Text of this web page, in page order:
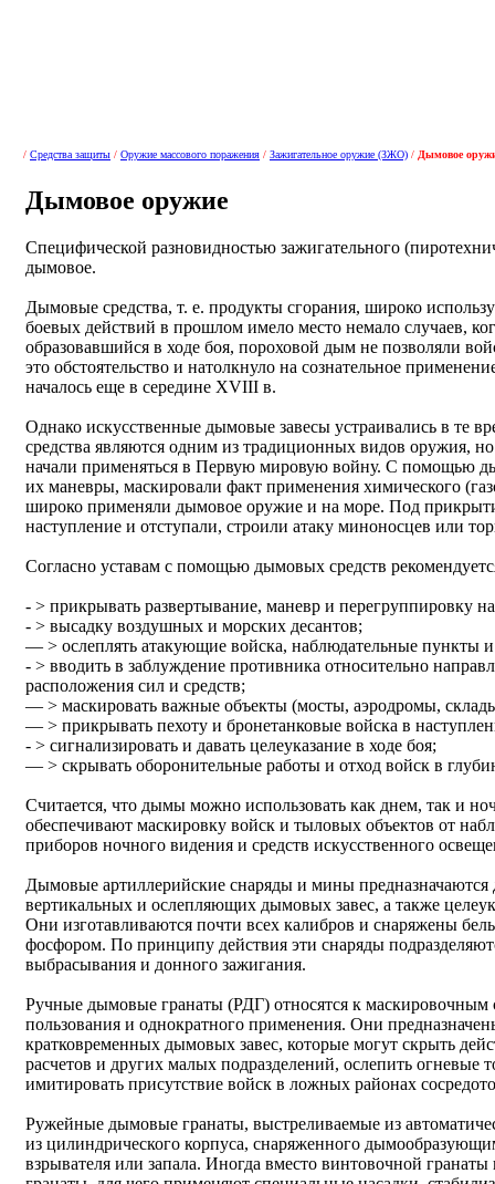
/ Средства защиты / Оружие массового поражения / Зажигательное оружие (ЗЖО) / Дымовое
Дымовое оружие
Специфической разновидностью зажигательного
дымовое.
Дымовые средства, т. е. продукты сгорания, широко
боевых действий в прошлом имело место немало случаев,
образовавшийся в ходе боя, пороховой дым не позволяли
это обстоятельство и натолкнуло на сознательное
началось еще в середине XVIII в.
Однако искусственные дымовые завесы устраивались в те
средства являются одним из традиционных видов оружия,
начали применяться в Первую мировую войну. С помощью
их маневры, маскировали факт применения химического
широко применяли дымовое оружие и на море. Под
наступление и отступали, строили атаку миноносцев или
Согласно уставам с помощью дымовых средств
- > прикрывать развертывание, маневр и перегруппировку
- > высадку воздушных и морских десантов;
— > ослеплять атакующие войска, наблюдательные пункты
- > вводить в заблуждение противника относительно
расположения сил и средств;
— > маскировать важные объекты (мосты, аэродромы,
— > прикрывать пехоту и бронетанковые войска в
- > сигнализировать и давать целеуказание в ходе боя;
— > скрывать оборонительные работы и отход войск в
Считается, что дымы можно использовать как днем, так и
обеспечивают маскировку войск и тыловых объектов от
приборов ночного видения и средств искусственного
Дымовые артиллерийские снаряды и мины
вертикальных и ослепляющих дымовых завес, а также
Они изготавливаются почти всех калибров и снаряжены
фосфором. По принципу действия эти снаряды
выбрасывания и донного зажигания.
Ручные дымовые гранаты (РДГ) относятся к маскировочным
пользования и однократного применения. Они
кратковременных дымовых завес, которые могут скрыть
расчетов и других малых подразделений, ослепить
имитировать присутствие войск в ложных районах
Ружейные дымовые гранаты, выстреливаемые из
из цилиндрического корпуса, снаряженного
взрывателя или запала. Иногда вместо винтовочной